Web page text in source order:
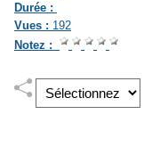
Durée :
Vues : 192
Notez :